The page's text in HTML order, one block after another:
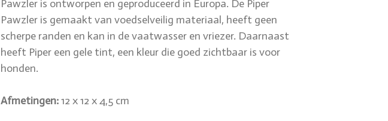
Pawzler is ontworpen en geproduceerd in Europa. De Piper
Pawzler is gemaakt van voedselveilig materiaal, heeft geen
scherpe randen en kan in de vaatwasser en vriezer. Daarnaast
heeft Piper een gele tint, een kleur die goed zichtbaar is voor
honden.
Afmetingen:12 x 12 x 4,5 cm